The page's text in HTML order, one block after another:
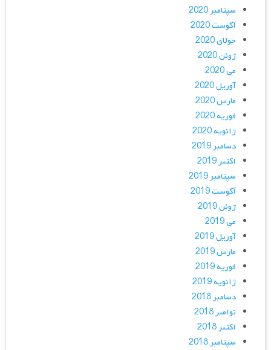
سپتامبر 2020
آگوست 2020
جولای 2020
ژوئن 2020
می 2020
آوریل 2020
مارس 2020
فوریه 2020
ژانویه 2020
دسامبر 2019
اکتبر 2019
سپتامبر 2019
آگوست 2019
ژوئن 2019
می 2019
آوریل 2019
مارس 2019
فوریه 2019
ژانویه 2019
دسامبر 2018
نوامبر 2018
اکتبر 2018
سپتامبر 2018